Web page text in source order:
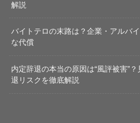
解説
バイトテロの末路は？企業・アルバ
な代償
内定辞退の本当の原因は“風評被害”
退リスクを徹底解説